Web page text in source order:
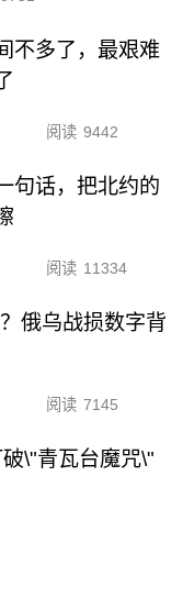
不多了，最艰难
阅读 9442
句话，把北约的
阅读 11334
俄乌战损数字背
阅读 7145
\"青瓦台魔咒\"